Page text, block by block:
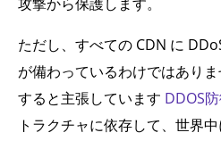
ただし、すべての CDN に
が備わっているわけではあり
すると主張しています DDOS
トラクチャに依存して、世界